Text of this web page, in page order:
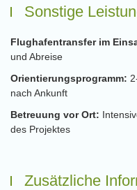
Sonstige
Flughafentransfer im
und Abreise
Orientierungsprogramm:
nach Ankunft
Betreuung vor Ort:
des Projektes
Zusätzliche